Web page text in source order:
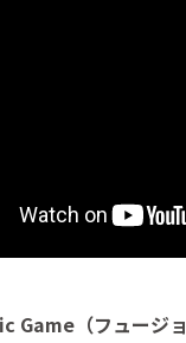
Game（フュージョ